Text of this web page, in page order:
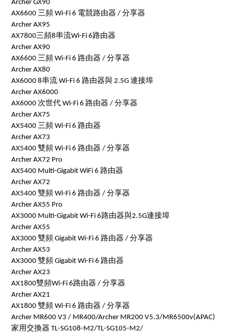
Archer GX90
AX6600 三頻 Wi-Fi 6 電競路由器 / 分享器
Archer AX95
AX7800三頻8串流Wi-Fi 6路由器
Archer AX90
AX6600 三頻 Wi-Fi 6 路由器 / 分享器
Archer AX80
AX6000 8串流 Wi-Fi 6 路由器與 2.5G 連接埠
Archer AX6000
AX6000 次世代 Wi-Fi 6 路由器 / 分享器
Archer AX75
AX5400 三頻 Wi-Fi 6 路由器
Archer AX73
AX5400 雙頻 Wi-Fi 6 路由器 / 分享器
Archer AX72 Pro
AX5400 Multi-Gigabit WiFi 6 路由器
Archer AX72
AX5400 雙頻 Wi-Fi 6 路由器 / 分享器
Archer AX55 Pro
AX3000 Multi-Gigabit Wi-Fi 6路由器與2.5G連接埠
Archer AX55
AX3000 雙頻 Gigabit Wi-Fi 6 路由器 / 分享器
Archer AX53
AX3000 雙頻 Gigabit Wi-Fi 6 路由器
Archer AX23
AX1800雙頻Wi-Fi 6路由器 / 分享器
Archer AX21
AX1800 雙頻 Wi-Fi 6 路由器 / 分享器
Archer MR600 V3 / MR400/Archer MR200 V5.3/MR6500v(APAC)
家用交換器 TL-SG108-M2/TL-SG105-M2/